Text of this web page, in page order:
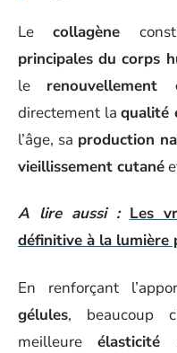
Lecollagène
principales du corps
le renouvellement
directement laqualité
l’âge, sa production
vieillissement cutané
A lire aussi : Les
définitive à la lumière
En renforçant
gélules, beaucoup
meilleure